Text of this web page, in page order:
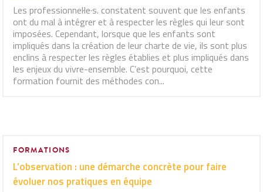
Les professionnel·le·s. constatent souvent que les enfants
ont du mal à intégrer et à respecter les règles qui leur sont
imposées. Cependant, lorsque que les enfants sont
impliqués dans la création de leur charte de vie, ils sont plus
enclins à respecter les règles établies et plus impliqués dans
les enjeux du vivre-ensemble. C’est pourquoi, cette
formation fournit des méthodes con...
FORMATIONS
L’observation : une démarche concrète pour faire
évoluer nos pratiques en équipe